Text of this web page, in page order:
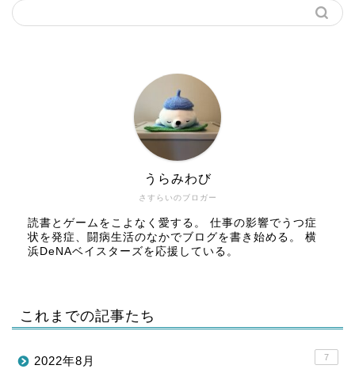
さすらいのブロガー
うらみわび
読書とゲームをこよなく愛する。 仕事の影響でうつ症
状を発症、闘病生活のなかでブログを書き始める。 横
浜DeNAベイスターズを応援している。
これまでの記事たち
2022年8月 7